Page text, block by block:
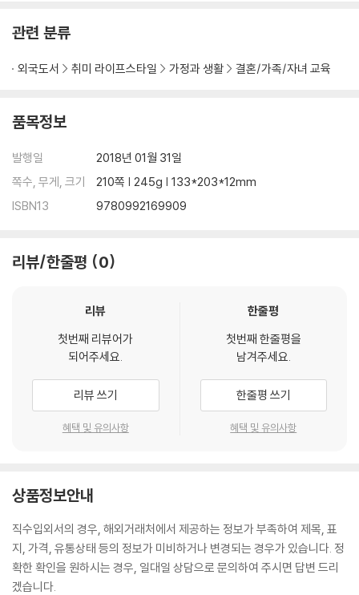
관련 분류
외국도서 취미 라이프스타일 가정과 생활 결혼/가족/자녀 교육
품목정보
발행일
2018년 01월 31일
쪽수, 무게, 크기
210쪽 | 245g | 133*203*12mm
ISBN13
9780992169909
리뷰/한줄평 0
리뷰
첫번째 리뷰어가
되어주세요.
리뷰 쓰기
혜택 및 유의사항
한줄평
첫번째 한줄평을
남겨주세요.
한줄평 쓰기
혜택 및 유의사항
상품정보안내
직수입외서의 경우, 해외거래처에서 제공하는 정보가 부족하여 제목, 표
지, 가격, 유통상태 등의 정보가 미비하거나 변경되는 경우가 있습니다. 정
확한 확인을 원하시는 경우, 일대일 상담으로 문의하여 주시면 답변 드리
겠습니다.